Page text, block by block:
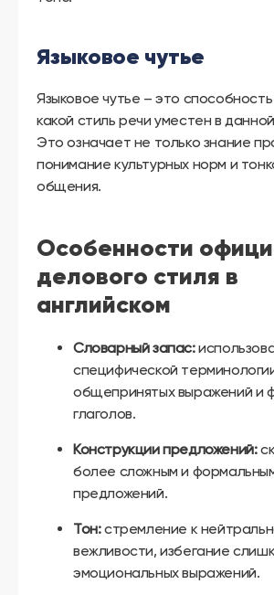
Языковое чутье
Языковое чутье – это способность
какой стиль речи уместен в
Это означает не только знание
понимание культурных норм и
общения.
Особенности
делового стиля в
английском
Словарный запас:
специфической
общепринятых выражений и
глаголов.
Конструкции предложений:
более сложным и
предложений.
Тон:стремление к
вежливости, избегание
эмоциональных выражений.